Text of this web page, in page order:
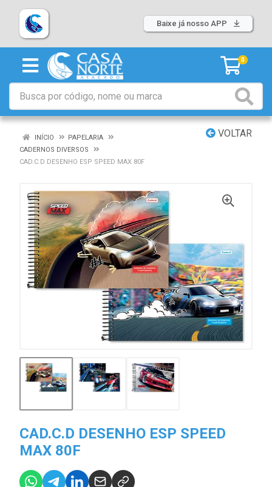
Baixe já nosso APP
0
VOLTAR
INÍCIO
PAPELARIA
CADERNOS DIVERSOS
CAD.C.D DESENHO ESP SPEED MAX 80F
CAD.C.D DESENHO ESP SPEED
MAX 80F